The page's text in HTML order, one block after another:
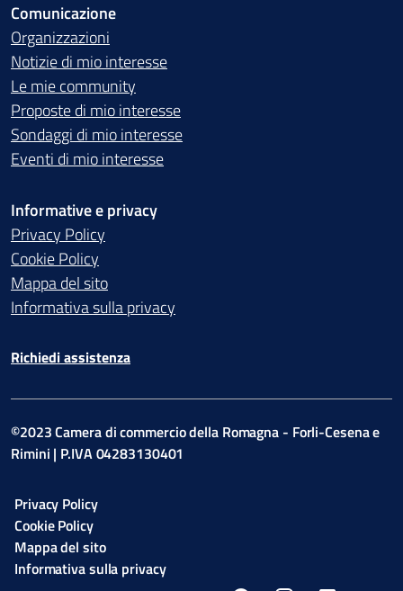
Comunicazione
Organizzazioni
Notizie di mio interesse
Le mie community
Proposte di mio interesse
Sondaggi di mio interesse
Eventi di mio interesse
Informative e privacy
Privacy Policy
Cookie Policy
Mappa del sito
Informativa sulla privacy
Richiedi assistenza
©2023 Camera di commercio della Romagna - Forli-Cesena e
Rimini | P.IVA 04283130401
Privacy Policy
Cookie Policy
Mappa del sito
Informativa sulla privacy